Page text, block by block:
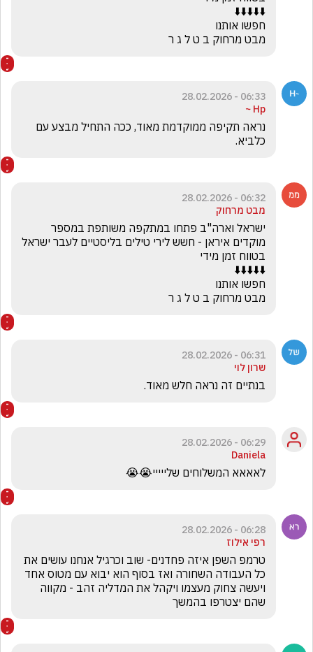
מבט מרחוק ב ט ל ג ר
06:33 - 28.02.2026
Hp ~
כלביא.
06:32 - 28.02.2026
מבט מרחוק
מבט מרחוק ב ט ל ג ר
06:31 - 28.02.2026
שרון לוי
בנתיים זה נראה חלש מאוד.
06:29 - 28.02.2026
Daniela
לאאאא המשלוחים שלייייי😭😭
06:28 - 28.02.2026
רפי אילוז
שהם יצטרפו בהמשך